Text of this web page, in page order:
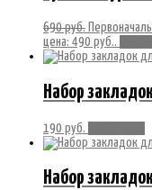
690руб.
цена: 490 руб..
Набор
190 руб.
Набор